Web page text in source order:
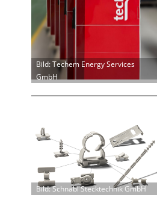
Bild: Techem Energy Services
GmbH
Bild: Schnabl Stecktechnik GmbH